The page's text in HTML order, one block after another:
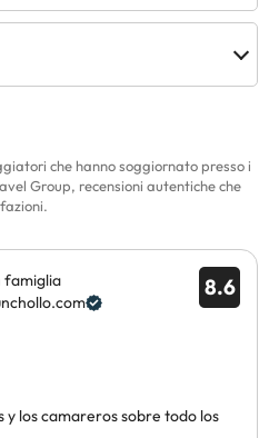
che hanno soggiornato presso i
Group, recensioni autentiche che
8.6
famiglia
y los camareros sobre todo los